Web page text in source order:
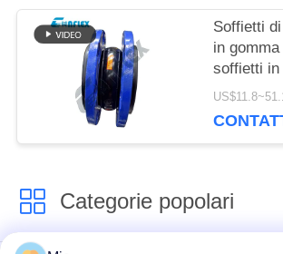
Soffietti
in
soffietti in
flangiati
Categorie popolari